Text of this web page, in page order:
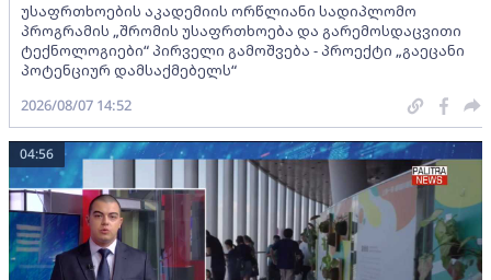
უსაფრთხოების აკადემიის ორწლიანი სადიპლომო
პროგრამის „შრომის უსაფრთხოება და გარემოსდაცვითი
ტექნოლოგიები“ პირველი გამოშვება - პროექტი „გაეცანი
პოტენციურ დამსაქმებელს“
2026/08/07 14:52
04:56